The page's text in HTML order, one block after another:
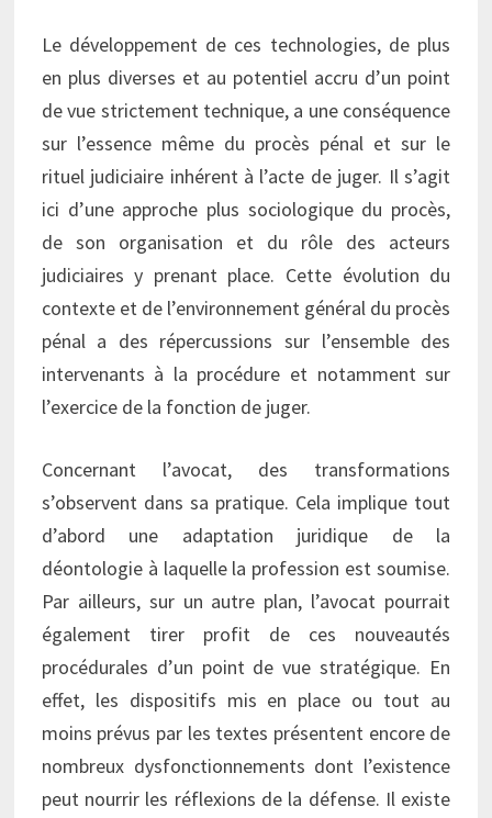
Le développement de ces technologies, de plus
en plus diverses et au potentiel accru d’un point
de vue strictement technique, a une conséquence
sur l’essence même du procès pénal et sur le
rituel judiciaire inhérent à l’acte de juger. Il s’agit
ici d’une approche plus sociologique du procès,
de son organisation et du rôle des acteurs
judiciaires y prenant place. Cette évolution du
contexte et de l’environnement général du procès
pénal a des répercussions sur l’ensemble des
intervenants à la procédure et notamment sur
l’exercice de la fonction de juger.
Concernant l’avocat, des transformations
s’observent dans sa pratique. Cela implique tout
d’abord une adaptation juridique de la
déontologie à laquelle la profession est soumise.
Par ailleurs, sur un autre plan, l’avocat pourrait
également tirer profit de ces nouveautés
procédurales d’un point de vue stratégique. En
effet, les dispositifs mis en place ou tout au
moins prévus par les textes présentent encore de
nombreux dysfonctionnements dont l’existence
peut nourrir les réflexions de la défense. Il existe